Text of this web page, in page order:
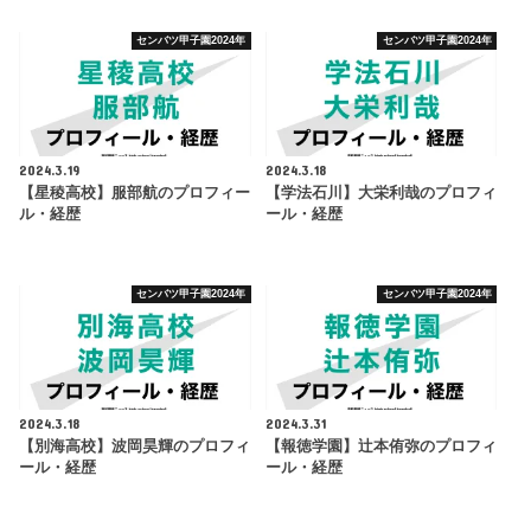
センバツ甲子園2024年
2024.3.19
【星稜高校】服部航のプロフィー
ル・経歴
センバツ甲子園2024年
2024.3.18
【学法石川】大栄利哉のプロフィ
ール・経歴
センバツ甲子園2024年
2024.3.18
【別海高校】波岡昊輝のプロフィ
ール・経歴
センバツ甲子園2024年
2024.3.31
【報徳学園】辻本侑弥のプロフィ
ール・経歴